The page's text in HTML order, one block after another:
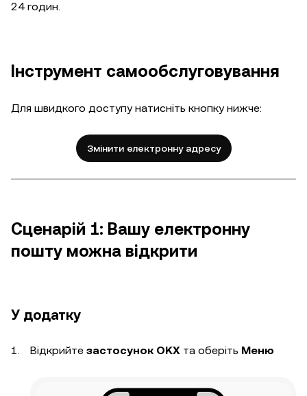
24 годин.
Інструмент самообслуговування
Для швидкого доступу натисніть кнопку нижче:
Змінити електронну адресу
Сценарій 1: Вашу електронну
пошту можна відкрити
У додатку
Відкрийте застосунок OKX та оберіть Меню